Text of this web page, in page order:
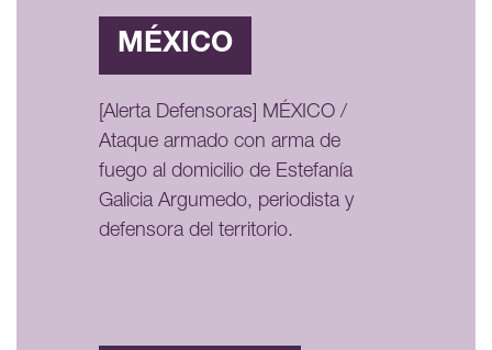
MÉXICO
[Alerta Defensoras] MÉXICO /
Ataque armado con arma de
fuego al domicilio de Estefanía
Galicia Argumedo, periodista y
defensora del territorio.